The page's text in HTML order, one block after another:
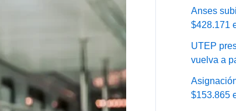
Anses
$428.171
UTEP
vuelva a
$153.865